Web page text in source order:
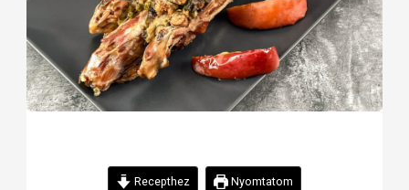
Recepthez Nyomtatom